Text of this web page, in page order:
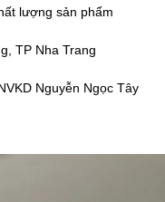
lượng sản phẩm
TP Nha Trang
Nguyễn Ngọc Tây